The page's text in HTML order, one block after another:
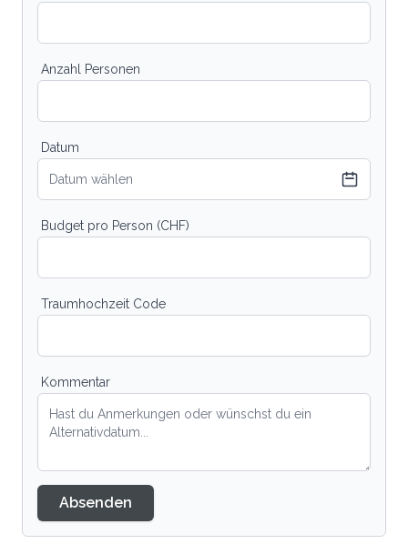
Anzahl Personen
Datum
Datum wählen
Budget pro Person (CHF)
Traumhochzeit Code
Kommentar
Absenden